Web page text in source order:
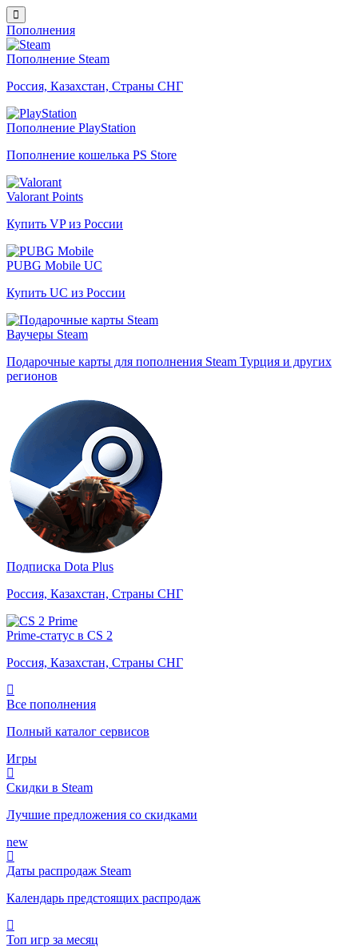
Пополнения
Пополнение Steam
Россия, Казахстан, Страны СНГ
Пополнение PlayStation
Пополнение кошелька PS Store
Valorant Points
Купить VP из России
PUBG Mobile UC
Купить UC из России
Ваучеры Steam
Подарочные карты для пополнения Steam Турция и других
регионов
Подписка Dota Plus
Россия, Казахстан, Страны СНГ
Prime-статус в CS 2
Россия, Казахстан, Страны СНГ
Все пополнения
Полный каталог сервисов
Игры
Скидки в Steam
Лучшие предложения со скидками
new
Даты распродаж Steam
Календарь предстоящих распродаж
Топ игр за месяц